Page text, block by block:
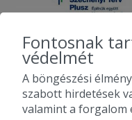
2010-2026
Pizza, gyros, hamburger,
Fontosnak
védelmét
A böngészési
szabott hirdetések
valamint a forgalom